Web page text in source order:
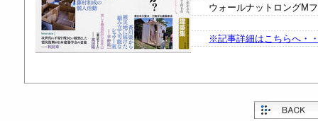
ウォールナットロングM
※記事詳細はこちらへ・